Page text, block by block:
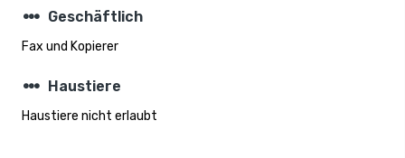
steppers Geschäftlich
Fax und Kopierer
steppers Haustiere
Haustiere nicht erlaubt